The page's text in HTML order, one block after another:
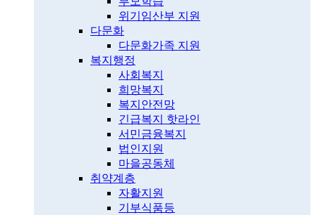
위기임산부 지원
다문화
다문화가족 지원
복지행정
사회복지
희망복지
복지안전망
긴급복지 핫라인
서민금융복지
법인지원
마을공동체
취약계층
자활지원
기부식품등